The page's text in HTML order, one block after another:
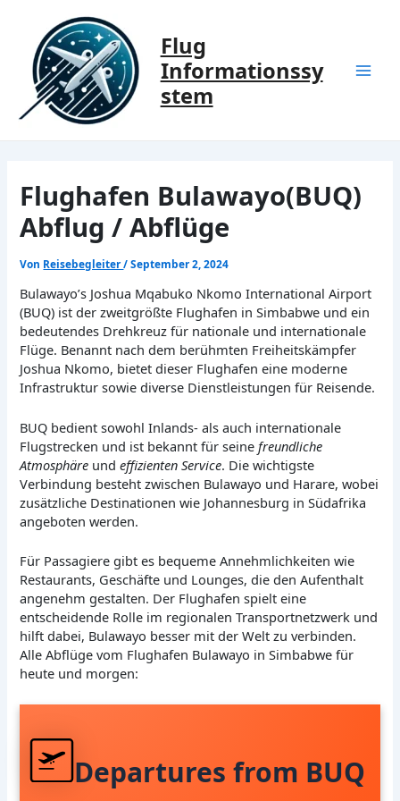
springen
Flug
Informationssy
stem
Flughafen Bulawayo(BUQ)
Abflug / Abflüge
Von Reisebegleiter/September 2, 2024
Bulawayo’s Joshua Mqabuko Nkomo International Airport
(BUQ) ist der zweitgrößte Flughafen in Simbabwe und ein
bedeutendes Drehkreuz für nationale und internationale
Flüge. Benannt nach dem berühmten Freiheitskämpfer
Joshua Nkomo, bietet dieser Flughafen eine moderne
Infrastruktur sowie diverse Dienstleistungen für Reisende.
BUQ bedient sowohl Inlands- als auch internationale
Flugstrecken und ist bekannt für seinefreundliche
Atmosphäre undeffizienten Service. Die wichtigste
Verbindung besteht zwischen Bulawayo und Harare, wobei
zusätzliche Destinationen wie Johannesburg in Südafrika
angeboten werden.
Für Passagiere gibt es bequeme Annehmlichkeiten wie
Restaurants, Geschäfte und Lounges, die den Aufenthalt
angenehm gestalten. Der Flughafen spielt eine
entscheidende Rolle im regionalen Transportnetzwerk und
hilft dabei, Bulawayo besser mit der Welt zu verbinden.
Alle Abflüge vom Flughafen Bulawayo in Simbabwe für
heute und morgen:
Departures from BUQ